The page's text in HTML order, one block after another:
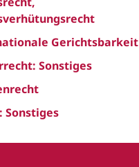
Gerichtsbarkeit
Sonstiges
Sonstiges